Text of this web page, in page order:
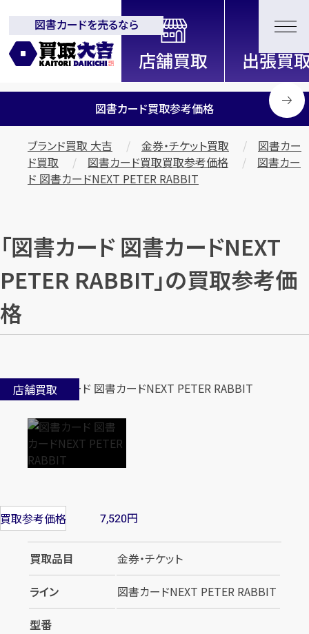
全国2200店舗以上展開中！
信頼と実績の買取専門店「買取大
吉」
図書カードを売るなら
図書カード買取参考価格
ブランド買取 大吉 金券・チケット買取
図書カー
ド買取
図書カード買取買取参考価格
図書カー
ド 図書カードNEXT PETER RABBIT
「図書カード 図書カードNEXT
PETER RABBIT」の買取参考価
格
店舗買取
買取参考価格 7,520円
買取品目
金券・チケット
ライン
図書カードNEXT PETER RABBIT
型番